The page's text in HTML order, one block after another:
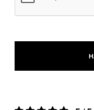
odt,
ods.